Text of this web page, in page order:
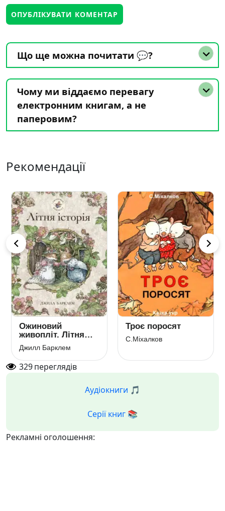
Що ще можна почитати 💬?
Чому ми віддаємо перевагу
електронним книгам, а не
паперовим?
Рекомендації
Ожиновий
живопліт. Літня
історія
Джилл Барклем
Троє поросят
С.Міхалков
329переглядів
Аудіокниги 🎵
Серії книг 📚
Рекламні оголошення: